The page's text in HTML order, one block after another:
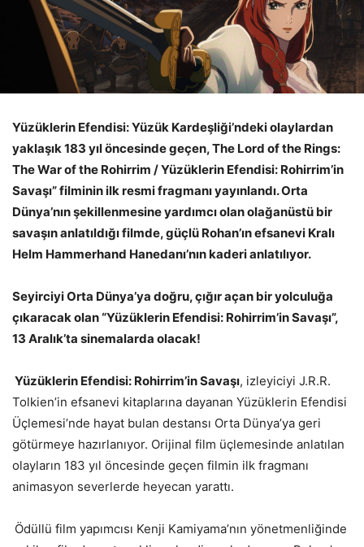
Yüzüklerin Efendisi: Yüzük Kardeşliği’ndeki olaylardan
yaklaşık 183 yıl öncesinde geçen,The Lord of the Rings:
The War of the Rohirrim /Yüzüklerin Efendisi: Rohirrim’in
Savaşı” filminin ilk resmi fragmanı yayınlandı. Orta
Dünya’nın şekillenmesine yardımcı olan olağanüstü bir
savaşın anlatıldığı filmde, güçlü Rohan’ın efsanevi Kralı
Helm Hammerhand Hanedanı’nın kaderi anlatılıyor.
Seyirciyi Orta Dünya’ya doğru, çığır açan bir yolculuğa
çıkaracak olan “Yüzüklerin Efendisi: Rohirrim’in Savaşı”,
13 Aralık’ta sinemalarda olacak!
Yüzüklerin Efendisi: Rohirrim’in Savaşı, izleyiciyi J.R.R.
Tolkien’in efsanevi kitaplarına dayanan Yüzüklerin Efendisi
Üçlemesi’nde hayat bulan destansı Orta Dünya’ya geri
götürmeye hazırlanıyor. Orijinal film üçlemesinde anlatılan
olayların 183 yıl öncesinde geçen filmin ilk fragmanı
animasyon severlerde heyecan yarattı.
Ödüllü film yapımcısı Kenji Kamiyama’nın yönetmenliğinde